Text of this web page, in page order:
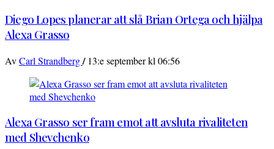
Diego Lopes planerar att slå Brian Ortega och hjälpa
Alexa Grasso
AvCarl Strandberg/ 13:e september kl 06:56
Alexa Grasso ser fram emot att avsluta rivaliteten
med Shevchenko